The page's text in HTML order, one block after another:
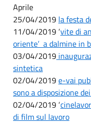
Aprile
25/04/2019 la festa
11/04/2019 ‘vite di
oriente’ ­ a dalmine in
03/04/2019
sintetica
02/04/2019e-vai
sono a disposizione
02/04/2019 ‘
di film sul lavoro